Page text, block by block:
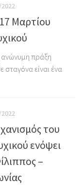
Μαρτίου
ανώνυμη πράξη
σταγόνα είναι ένα
του
ενόψει
–